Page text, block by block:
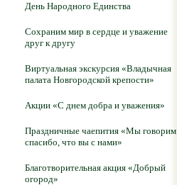
День Народного Единства
Сохраним мир в сердце и уважение
друг к другу
Виртуальная экскурсия «Владычная
палата Новгородской крепости»
Акции «С днем добра и уважения»
Праздничные чаепития «Мы говорим
спасибо, что вы с нами»
Благотворительная акция «Добрый
огород»